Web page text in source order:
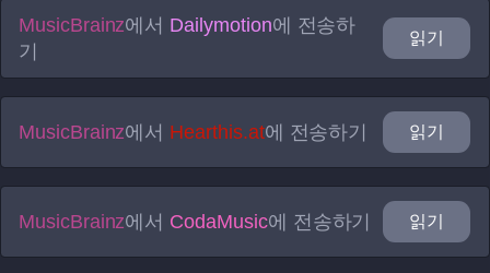
MusicBrainz에서 Dailymotion에 전송하
기
읽기
MusicBrainz에서 Hearthis.at에 전송하기 읽기
MusicBrainz에서 CodaMusic에 전송하기 읽기